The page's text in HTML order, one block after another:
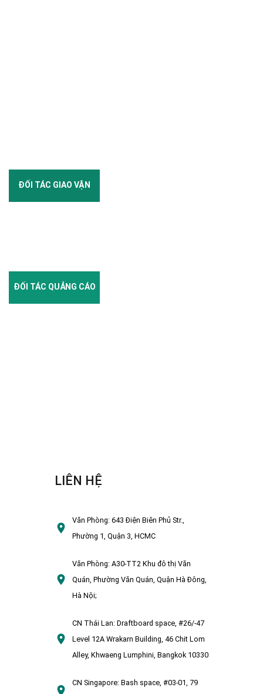
ĐỐI TÁC GIAO VẬN
ĐỐI TÁC QUẢNG CÁO
LIÊN HỆ
Văn Phòng:643 Điện Biên Phủ Str.,
Phường 1, Quận 3, HCMC
Văn Phòng:A30-TT2 Khu đô thị Văn
Quán, Phường Văn Quán, Quận Hà Đông,
Hà Nội;
CN Thái Lan: Draftboard space, #26/-47
Level 12A Wrakarn Building, 46 Chit Lom
Alley, Khwaeng Lumphini, Bangkok 10330
CN Singapore: Bash space, #03-01, 79